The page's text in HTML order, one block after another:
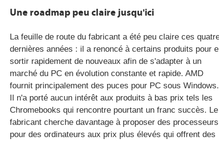
Une roadmap peu claire jusqu'ici
La feuille de route du fabricant a été peu claire ces
dernières années : il a renoncé à certains produits pour
sortir rapidement de nouveaux afin de s'adapter à un
marché du PC en évolution constante et rapide. AMD
fournit principalement des puces pour PC sous Windows.
Il n'a porté aucun intérêt aux produits à bas prix tels les
Chromebooks qui rencontre pourtant un franc succès. Le
fabricant cherche davantage à proposer des processeurs
pour des ordinateurs aux prix plus élevés qui offrent des